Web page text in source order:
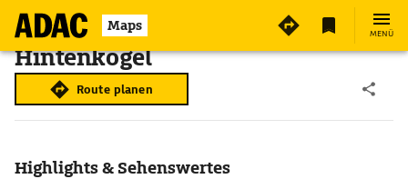
Maps MENÜ
Hintenkogel
Route planen
Highlights & Sehenswertes